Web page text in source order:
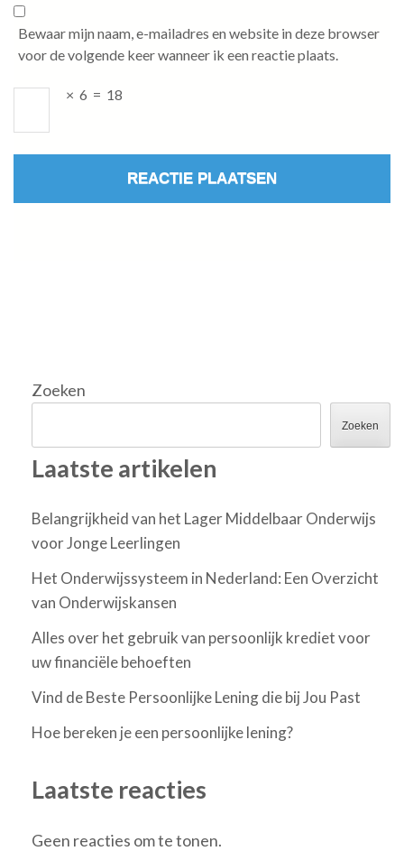
Bewaar mijn naam, e-mailadres en website in deze browser
voor de volgende keer wanneer ik een reactie plaats.
× 6 = 18
Zoeken
Zoeken
Laatste artikelen
Belangrijkheid van het Lager Middelbaar Onderwijs
voor Jonge Leerlingen
Het Onderwijssysteem in Nederland: Een Overzicht
van Onderwijskansen
Alles over het gebruik van persoonlijk krediet voor
uw financiële behoeften
Vind de Beste Persoonlijke Lening die bij Jou Past
Hoe bereken je een persoonlijke lening?
Laatste reacties
Geen reacties om te tonen.